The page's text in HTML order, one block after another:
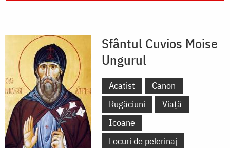
Sfântul Cuvios Moise
Ungurul
Acatist
Canon
Rugăciuni
Viață
Icoane
Locuri de pelerinaj